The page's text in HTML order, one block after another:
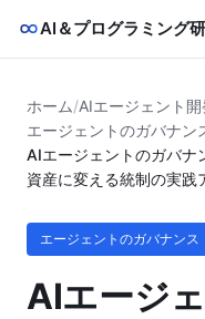
AI＆プログラミング
ホーム/AIエージェント
エージェントのガバナン
AIエージェントのガバナ
資産に変える統制の実践
エージェントのガバナンス
AIエージ